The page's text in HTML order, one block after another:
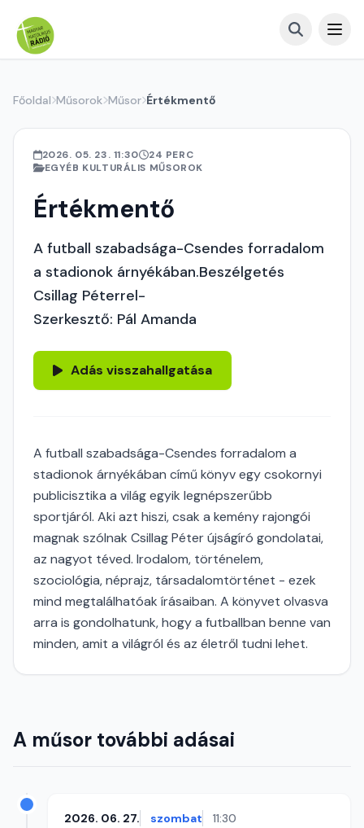
Főoldal Műsorok Műsor Értékmentő
2026. 05. 23. 11:30
24 PERC
EGYÉB KULTURÁLIS MŰSOROK
Értékmentő
A futball szabadsága-Csendes forradalom
a stadionok árnyékában.Beszélgetés
Csillag Péterrel-
Szerkesztő: Pál Amanda
Adás visszahallgatása
A futball szabadsága-Csendes forradalom a
stadionok árnyékában című könyv egy csokornyi
publicisztika a világ egyik legnépszerűbb
sportjáról. Aki azt hiszi, csak a kemény rajongói
magnak szólnak Csillag Péter újságíró gondolatai,
az nagyot téved. Irodalom, történelem,
szociológia, néprajz, társadalomtörténet - ezek
mind megtalálhatóak írásaiban. A könyvet olvasva
arra is gondolhatunk, hogy a futballban benne van
minden, amit a világról és az életről tudni lehet.
A műsor további adásai
2026. 06. 27. szombat 11:30